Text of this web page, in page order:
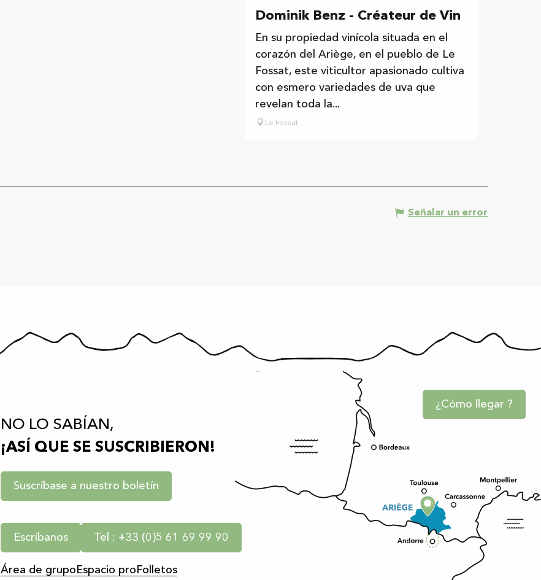
Dominik Benz - Créateur de Vin
En su propiedad vinícola situada en el
corazón del Ariège, en el pueblo de Le
Fossat, este viticultor apasionado cultiva
con esmero variedades de uva que
revelan toda la...
Le Fossat
Señalar un error
NO LO SABÍAN,
¡ASÍ QUE SE SUSCRIBIERON!
Suscríbase a nuestro boletín
Escríbanos Tel : +33 (0)5 61 69 99 90
Área de grupo Espacio pro Folletos
¿Cómo llegar ?